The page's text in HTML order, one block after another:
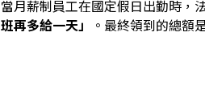
月薪制員工在國定假日出勤時，
再多給一天」
。最終領到的總額